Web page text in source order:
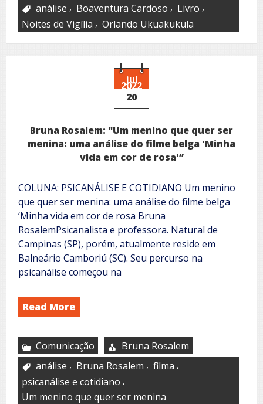
análise , Boaventura Cardoso , Livro ,
Noites de Vigília , Orlando Ukuakukula
jul
2022
20
Bruna Rosalem: "Um menino que quer ser
menina: uma análise do filme belga 'Minha
vida em cor de rosa'”
COLUNA: PSICANÁLISE E COTIDIANO Um menino
que quer ser menina: uma análise do filme belga
‘Minha vida em cor de rosa Bruna
RosalemPsicanalista e professora. Natural de
Campinas (SP), porém, atualmente reside em
Balneário Camboriú (SC). Seu percurso na
psicanálise começou na
Read More
Comunicação
Bruna Rosalem
análise , Bruna Rosalem , filma ,
psicanálise e cotidiano ,
Um menino que quer ser menina